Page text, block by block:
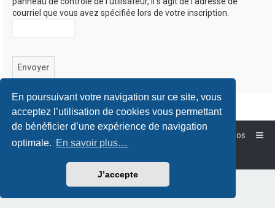
En poursuivant votre navigation sur ce site, vous
acceptez l’utilisation de cookies vous permettant
de bénéficier d’une expérience de navigation
optimale. En savoir plus…
J’accepte
courriel que vous avez spécifiée lors de votre inscription.
Forum-Debian.fr
À propos
Powered byphpBB™